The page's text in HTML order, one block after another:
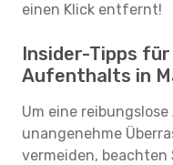
einen Klick entfernt!
Insider-Tipps
Aufenthalts in
Um eine
unangenehme
vermeiden,